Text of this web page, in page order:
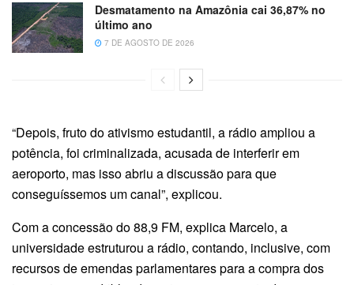
Desmatamento na Amazônia cai 36,87% no
último ano
7 DE AGOSTO DE 2026
“Depois, fruto do ativismo estudantil, a rádio ampliou a
potência, foi criminalizada, acusada de interferir em
aeroporto, mas isso abriu a discussão para que
conseguíssemos um canal”, explicou.
Com a concessão do 88,9 FM, explica Marcelo, a
universidade estruturou a rádio, contando, inclusive, com
recursos de emendas parlamentares para a compra dos